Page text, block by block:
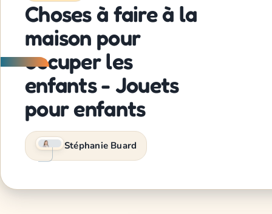
Choses à faire à la
maison pour
occuper les
enfants - Jouets
pour enfants
Stéphanie Buard